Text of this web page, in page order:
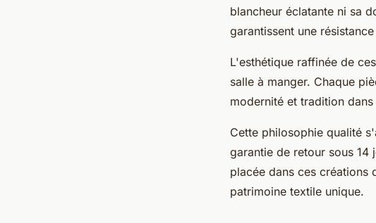
blancheur éclatante ni sa
garantissent une
L'esthétique raffinée de
salle à manger. Chaque
modernité et tradition
Cette philosophie qualité
garantie de retour sous 14
placée dans ces créations
patrimoine textile unique.